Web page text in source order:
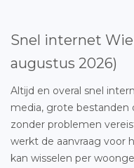
Snel internet
augustus 2026)
Altijd en overal snel
media, grote bestanden
zonder problemen
werkt de aanvraag voor
kan wisselen per